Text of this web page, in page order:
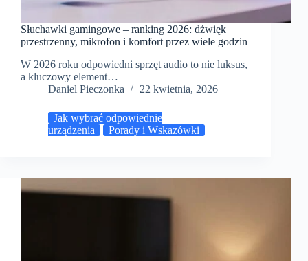
Słuchawki gamingowe – ranking 2026: dźwięk
przestrzenny, mikrofon i komfort przez wiele godzin
W 2026 roku odpowiedni sprzęt audio to nie luksus,
a kluczowy element…
Daniel Pieczonka
22 kwietnia, 2026
Jak wybrać odpowiednie
urządzenia
Porady i Wskazówki